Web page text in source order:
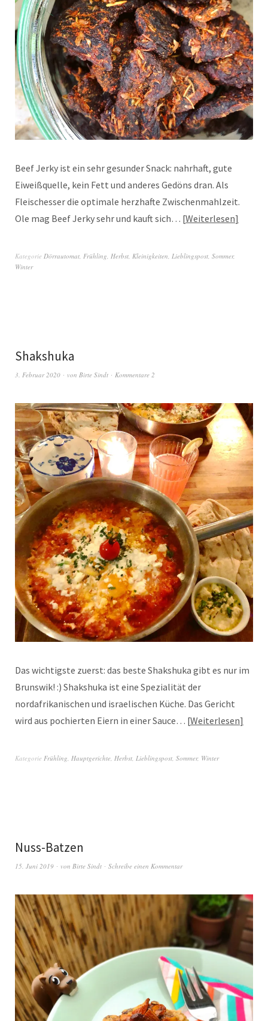
Beef Jerky ist ein sehr gesunder Snack: nahrhaft, gute
Eiweißquelle, kein Fett und anderes Gedöns dran. Als
Fleischesser die optimale herzhafte Zwischenmahlzeit.
Ole mag Beef Jerky sehr und kauft sich… Weiterlesen
Kategorie Dörrautomat, Frühling, Herbst, Kleinigkeiten, Lieblingspost, Sommer,
Winter
Shakshuka
3. Februar 2020 von Birte Sindt Kommentare 2
Das wichtigste zuerst: das beste Shakshuka gibt es nur im
Brunswik! :) Shakshuka ist eine Spezialität der
nordafrikanischen und israelischen Küche. Das Gericht
wird aus pochierten Eiern in einer Sauce… Weiterlesen
Kategorie Frühling, Hauptgerichte, Herbst, Lieblingspost, Sommer, Winter
Nuss-Batzen
15. Juni 2019 von Birte Sindt Schreibe einen Kommentar